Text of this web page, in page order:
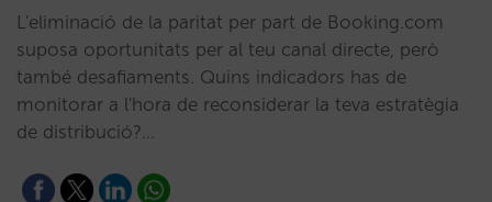
L'eliminació de la paritat per part de Booking.com
suposa oportunitats per al teu canal directe, però
també desafiaments. Quins indicadors has de
monitorar a l'hora de reconsiderar la teva estratègia
de distribució?…